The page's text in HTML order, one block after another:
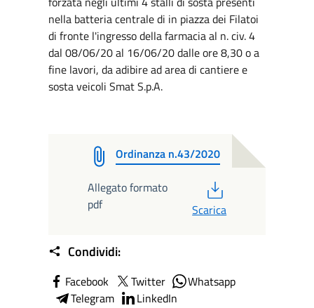
nella batteria centrale di in piazza dei Filatoi
di fronte l'ingresso della farmacia al n. civ. 4
dal 08/06/20 al 16/06/20 dalle ore 8,30 o a
fine lavori, da adibire ad area di cantiere e
sosta veicoli Smat S.p.A.
Ordinanza n.43/2020
Allegato formato
pdf
Scarica
Condividi:
Facebook Twitter
Whatsapp
Telegram
LinkedIn